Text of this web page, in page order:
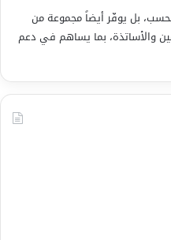
بل يوفّر أيضاً مجموعة من
والأساتذة، بما يساهم في دعم